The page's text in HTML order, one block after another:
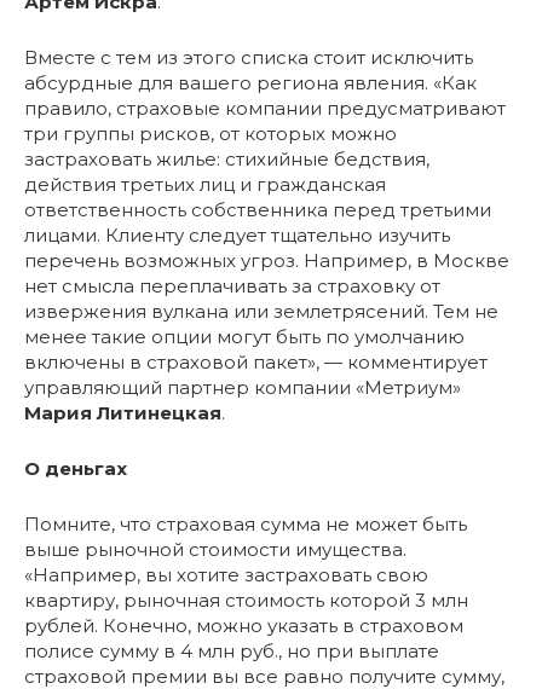
Вместе с тем из этого списка стоит исключить
абсурдные для вашего региона явления. «Как
правило, страховые компании предусматривают
три группы рисков, от которых можно
застраховать жилье: стихийные бедствия,
действия третьих лиц и гражданская
ответственность собственника перед третьими
лицами. Клиенту следует тщательно изучить
перечень возможных угроз. Например, в Москве
нет смысла переплачивать за страховку от
извержения вулкана или землетрясений. Тем не
менее такие опции могут быть по умолчанию
включены в страховой пакет», — комментирует
управляющий партнер компании «Метриум»
Мария Литинецкая.
О деньгах
Помните, что страховая сумма не может быть
выше рыночной стоимости имущества.
«Например, вы хотите застраховать свою
квартиру, рыночная стоимость которой 3 млн
рублей. Конечно, можно указать в страховом
полисе сумму в 4 млн руб., но при выплате
страховой премии вы все равно получите сумму,